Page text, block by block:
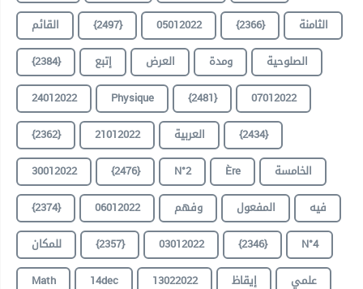
القائم
{2497} 05012022 {2366}
الثامنة
{2384}
إتبع العرض ومدة
الصلوحية
24012022
Physique {2481}
07012022
{2362}
21012022 العربية
{2434}
30012022
{2476} N°2 Ère
الخامسة
{2374}
06012022 وفهم المفعول
فيه
للمكان
{2357} 03012022 {2346}
N°4
Math
14dec 13022022 إيقاظ
علمي